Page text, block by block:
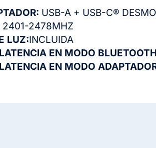
USB-A + USB-C®
2401-2478MHZ
LUZ:INCLUIDA
EN MODO
EN MODO